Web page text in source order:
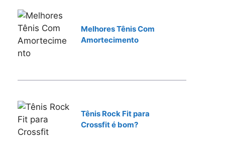
Melhores Tênis Com
Amortecimento
Tênis Rock Fit para
Crossfit é bom?